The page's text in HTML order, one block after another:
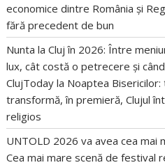
economice dintre România și
fără precedent de bun
Nunta la Cluj în 2026: Între
lux, cât costă o petrecere și
ClujToday la Noaptea
transformă, în premieră, Clujul
religios
UNTOLD 2026 va avea cea mai
Cea mai mare scenă de festival